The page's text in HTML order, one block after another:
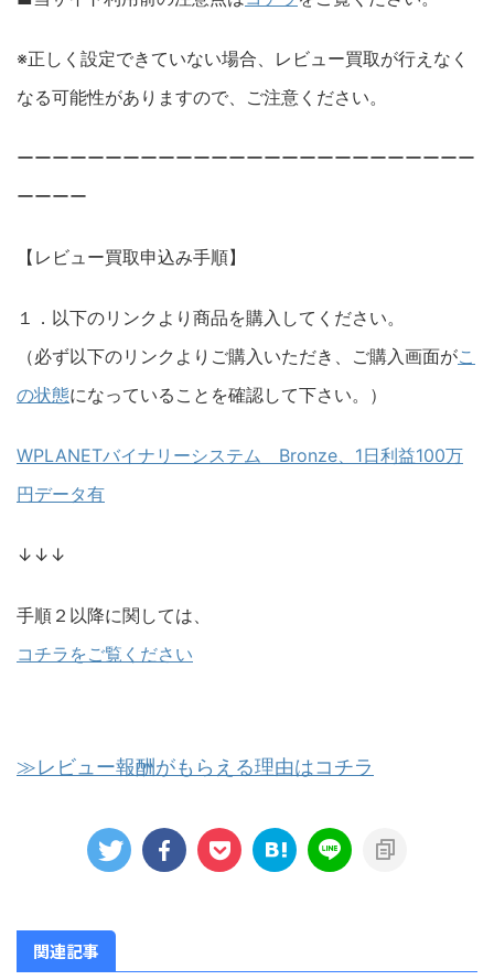
※正しく設定できていない場合、レビュー買取が行えなく
なる可能性がありますので、ご注意ください。
ーーーーーーーーーーーーーーーーーーーーーーーーーー
ーーーー
【レビュー買取申込み手順】
１．以下のリンクより商品を購入してください。
（必ず以下のリンクよりご購入いただき、ご購入画面がこ
の状態になっていることを確認して下さい。）
WPLANETバイナリーシステム Bronze、1日利益100万
円データ有
↓↓↓
手順２以降に関しては、
コチラをご覧ください
≫レビュー報酬がもらえる理由はコチラ
関連記事